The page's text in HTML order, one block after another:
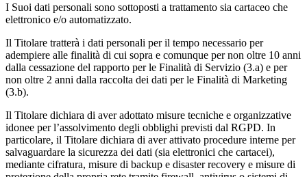
I Suoi dati personali sono sottoposti a trattamento sia cartaceo che
elettronico e/o automatizzato.
Il Titolare tratterà i dati personali per il tempo necessario per
adempiere alle finalità di cui sopra e comunque per non oltre 10 anni
dalla cessazione del rapporto per le Finalità di Servizio (3.a) e per
non oltre 2 anni dalla raccolta dei dati per le Finalità di Marketing
(3.b).
Il Titolare dichiara di aver adottato misure tecniche e organizzative
idonee per l’assolvimento degli obblighi previsti dal RGPD. In
particolare, il Titolare dichiara di aver attivato procedure interne per
salvaguardare la sicurezza dei dati (sia elettronici che cartacei),
mediante cifratura, misure di backup e disaster recovery e misure di